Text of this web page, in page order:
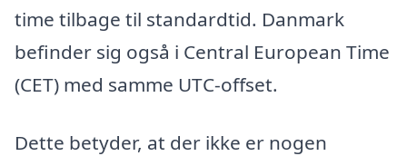
time tilbage til standardtid. Danmark
befinder sig også i Central European Time
(CET) med samme UTC-offset.
Dette betyder, at der ikke er nogen